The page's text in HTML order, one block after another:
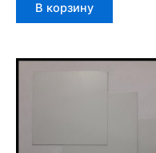
В корзину